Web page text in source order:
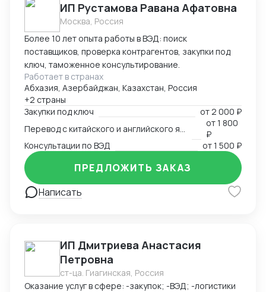
ИП Рустамова Равана Афатовна
Москва, Россия
Более 10 лет опыта работы в ВЭД: поиск
поставщиков, проверка контрагентов, закупки под
ключ, таможенное консультирование.
Работает в странах
Абхазия, Азербайджан, Казахстан, Россия
+2 страны
Закупки под ключ
от2 000 ₽
от1 800
₽
Консультации по ВЭД
от1 500 ₽
Написать
ПРЕДЛОЖИТЬ ЗАКАЗ
ИП Дмитриева Анастасия
Петровна
ст-ца. Гиагинская, Россия
Оказание услуг в сфере: -закупок; -ВЭД; -логистики